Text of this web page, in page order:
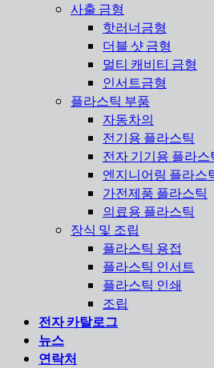
사출 금형
핫러너금형
더블 샷 금형
멀티 캐비티 금형
인서트금형
플라스틱 부품
자동차의
전기용 플라스틱
전자 기기용 플라스
엔지니어링 플라스
가전제품 플라스틱
의료용 플라스틱
장식 및 조립
플라스틱 용접
플라스틱 인서트
플라스틱 인쇄
조립
전자 카탈로그
뉴스
연락처